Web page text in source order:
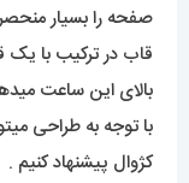
صفحه را بسیار
قاب در ترکیب با
بالای این ساعت
با توجه به طراحی
کژوال پیشنهاد کنیم .